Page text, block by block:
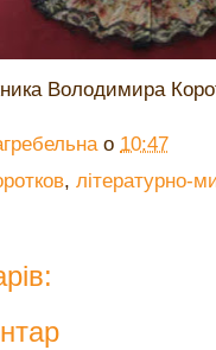
Володимира
о 10:47
, літературно-